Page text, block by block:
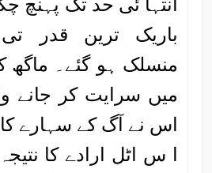
انتہا ئی حد تک پہنچ
باریک ترین قدر
منسلک ہو گئے۔
میں سرایت کر جانے
اس نے آگ کے سہارے کا
ا س اٹل ارادے کا